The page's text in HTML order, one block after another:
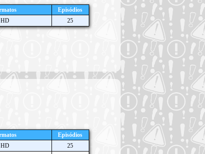
Episódios
HD 25
Episódios
HD
25